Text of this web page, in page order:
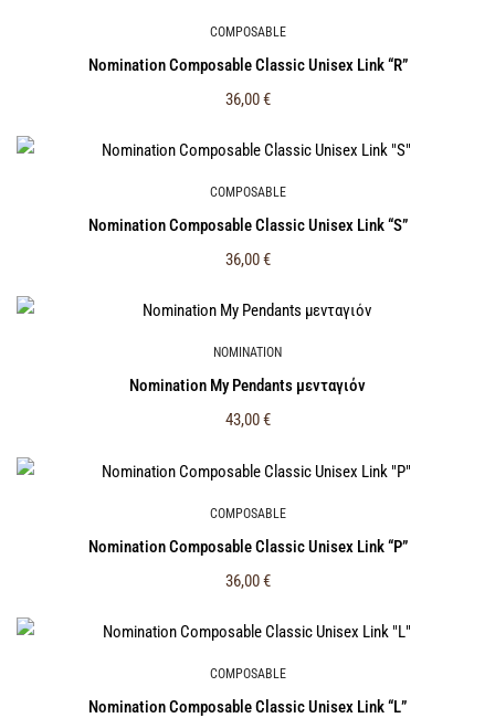
COMPOSABLE
Nomination Composable Classic Unisex Link “R”
36,00€
COMPOSABLE
Nomination Composable Classic Unisex Link “S”
36,00€
NOMINATION
Nomination My Pendants μενταγιόν
43,00€
COMPOSABLE
Nomination Composable Classic Unisex Link “P”
36,00€
COMPOSABLE
Nomination Composable Classic Unisex Link “L”